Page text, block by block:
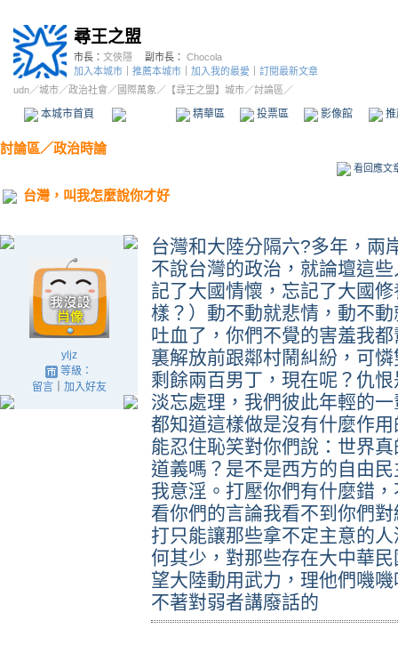
尋王之盟
市長： 文俠隱 副市長： Chocola
加入本城市
推薦本城市 加入我的最愛
訂閱最新文章
udn／城市／政治社會 ／國際萬象 ／ 【尋王之盟】城市／討論區／
本城市首頁 精華區 投票區 影像館
討論區／政治時論
看回應文
台灣，叫我怎麼說你才好
yljz
等級：
留言｜ 加入好友
台灣和大陸分隔六?多年，兩
不說台灣的政治，就論壇這
記了大國情懷，忘記了大國
樣？）動不動就悲情，動不
吐血了，你們不覺的害羞我
裏解放前跟鄰村鬧糾紛，可
剩餘兩百男丁，現在呢？仇
淡忘處理，我們彼此年輕的
都知道這樣做是沒有什麼作
能忍住恥笑對你們說：世界
道義嗎？是不是西方的自由
我意淫。打壓你們有什麼錯
看你們的言論我看不到你們
打只能讓那些拿不定主意的
何其少，對那些存在大中華
望大陸動用武力，理他們嘰
不著對弱者講廢話的